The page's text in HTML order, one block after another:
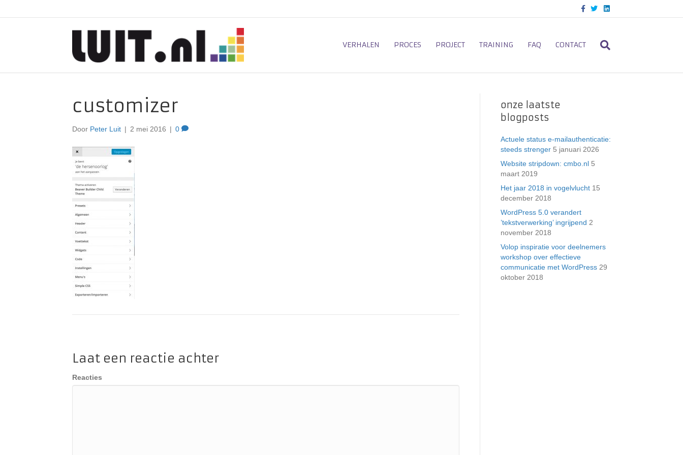
c
o
o
T
i
e
L
n
d
VERHALEN PROCES PROJECT TRAINING FAQ CONTACT
customizer
Door Peter Luit | 2 mei 2016 | 0
Laat een reactie achter
Reacties
onze laatste
blogposts
Actuele status e-mailauthenticatie:
steeds strenger 5 januari 2026
Website stripdown: cmbo.nl 5
maart 2019
Het jaar 2018 in vogelvlucht 15
december 2018
WordPress 5.0 verandert
’tekstverwerking’ ingrijpend 2
november 2018
Volop inspiratie voor deelnemers
workshop over effectieve
communicatie met WordPress 29
oktober 2018